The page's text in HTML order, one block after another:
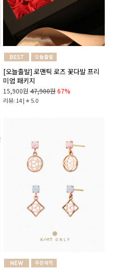
[오늘출발] 로맨틱 로즈 꽃다발 프리
미엄 패키지
15,900원 47,900원 67%
리뷰: 14 | 5.0